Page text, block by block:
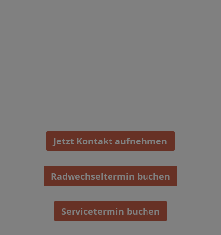
Jetzt Kontakt aufnehmen
Radwechseltermin buchen
Servicetermin buchen